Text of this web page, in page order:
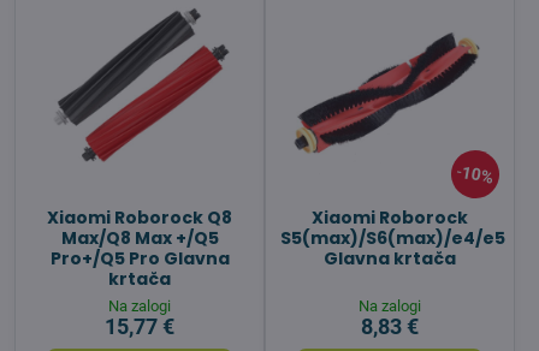
Xiaomi Roborock Q8
Max/Q8 Max +/Q5
Pro+/Q5 Pro Glavna
krtača
Na zalogi
15,77 €
10%
Xiaomi Roborock
S5(max)/S6(max)/e4/e5
Glavna krtača
Na zalogi
8,83 €